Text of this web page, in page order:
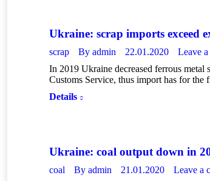
Ukraine: scrap imports exceed
scrap By admin 22.01.2020
Leave
In 2019 Ukraine decreased ferrous metal
Customs Service, thus import has for
Details
Ukraine: coal output down in
coal By admin 21.01.2020
Leave a